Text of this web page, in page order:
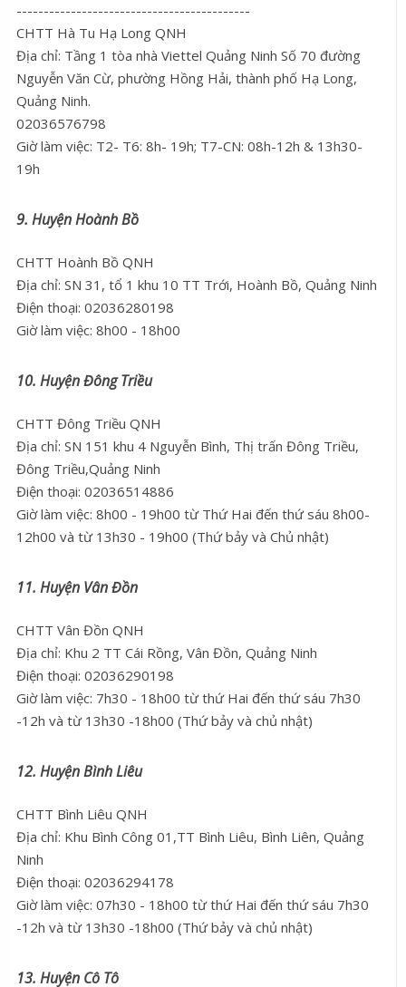
-------------------------------------------
CHTT Hà Tu Hạ Long QNH
Địa chỉ: Tầng 1 tòa nhà Viettel Quảng Ninh Số 70 đường
Nguyễn Văn Cừ, phường Hồng Hải, thành phố Hạ Long,
Quảng Ninh.
02036576798
Giờ làm việc: T2- T6: 8h- 19h; T7-CN: 08h-12h & 13h30-
19h
9. Huyện Hoành Bồ
CHTT Hoành Bồ QNH
Địa chỉ: SN 31, tổ 1 khu 10 TT Trới, Hoành Bồ, Quảng Ninh
Điện thoại: 02036280198
Giờ làm việc: 8h00 - 18h00
10. Huyện Đông Triều
CHTT Đông Triều QNH
Địa chỉ: SN 151 khu 4 Nguyễn Bình, Thị trấn Đông Triều,
Đông Triều,Quảng Ninh
Điện thoại: 02036514886
Giờ làm việc: 8h00 - 19h00 từ Thứ Hai đến thứ sáu 8h00-
12h00 và từ 13h30 - 19h00 (Thứ bảy và Chủ nhật)
11. Huyện Vân Đồn
CHTT Vân Đồn QNH
Địa chỉ: Khu 2 TT Cái Rồng, Vân Đồn, Quảng Ninh
Điện thoại: 02036290198
Giờ làm việc: 7h30 - 18h00 từ thứ Hai đến thứ sáu 7h30
-12h và từ 13h30 -18h00 (Thứ bảy và chủ nhật)
12. Huyện Bình Liêu
CHTT Bình Liêu QNH
Địa chỉ: Khu Bình Công 01,TT Bình Liêu, Bình Liên, Quảng
Ninh
Điện thoại: 02036294178
Giờ làm việc: 07h30 - 18h00 từ thứ Hai đến thứ sáu 7h30
-12h và từ 13h30 -18h00 (Thứ bảy và chủ nhật)
13. Huyện Cô Tô